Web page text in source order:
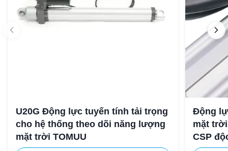
U20G Động lực tuyến tính tải trọng
cho hệ thống theo dõi năng lượng
mặt trời TOMUU
Động
mặt
CSP